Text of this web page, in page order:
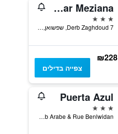
Riad Dar Meziana
3 כוכבים
7 Derb Zaghdoud, שפשואן, מרוקו
₪228
צפייה בדילים
Puerta Azul
3 כוכבים
Avenue Maghreb Arabe & Rue Benlwidan, שפשואן, מרוקו